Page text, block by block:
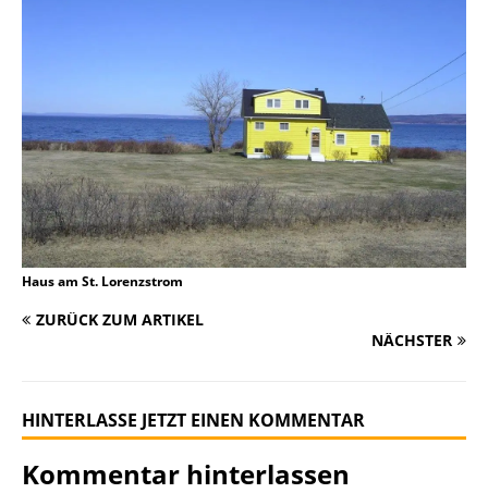
Haus am St. Lorenzstrom
ZURÜCK ZUM ARTIKEL
NÄCHSTER
HINTERLASSE JETZT EINEN KOMMENTAR
Kommentar hinterlassen